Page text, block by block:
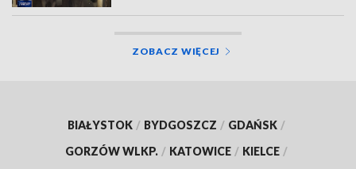
ZOBACZ WIĘCEJ
BIAŁYSTOK / BYDGOSZCZ / GDAŃSK /
GORZÓW WLKP. / KATOWICE / KIELCE /